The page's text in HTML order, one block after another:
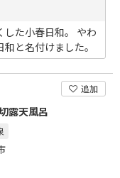
た小春日和。 やわ
と名付けました。
追加
露天風呂